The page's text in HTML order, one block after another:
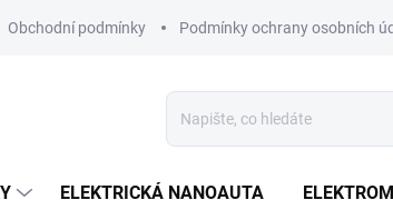
Obchodní podmínky Podmínky ochrany osobních
ELEKTRICKÁ NANOAUTA